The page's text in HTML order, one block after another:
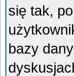
się tak,
bazy